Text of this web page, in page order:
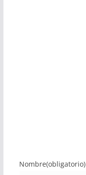
Nombre(obligatorio)